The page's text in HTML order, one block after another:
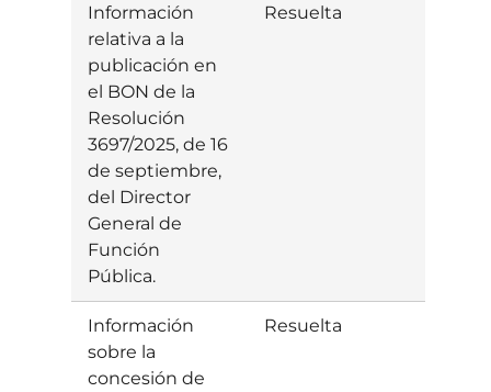
Información
relativa a la
publicación en
el BON de la
Resolución
3697/2025, de 16
de septiembre,
del Director
General de
Función
Pública.
Resuelta
Información
sobre la
concesión de
Resuelta